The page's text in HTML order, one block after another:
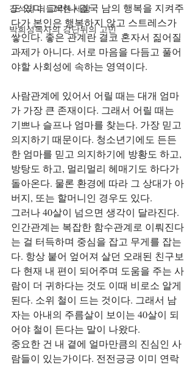
강석의 떠들썩한 세상
박희성목사의 강단뒤의 고민
도 있다. 그러나 결국 남의 행복을 지켜주
다가 본인은 행복하지 않고 스트레스가
쌓인다. 좋은 관계란 결코 혼자서 짊어질
과제가 아니다. 서로 마음을 다듬고 풀어
야할 사회성에 속하는 영역이다.
사람관계에 있어서 어릴 때는 대개 엄마
가 가장 큰 존재이다. 그래서 어릴 때는
기쁘나 슬프나 엄마를 찾는다. 가장 믿고
의지하기 때문이다. 청소년기에도 든든
한 엄마를 믿고 의지하기에 방황도 하고,
방탕도 하고, 멀리멀리 헤매기도 하다가
돌아온다. 물론 환경에 따라 그 상대가 아
버지, 또는 할머니인 경우도 있다.
그러나 40살이 넘으면 생각이 달라진다.
인간관계는 복잡한 함수관계로 이뤄진다
는 걸 터득하며 중심을 잡고 무게를 잡는
다. 항상 붙어 엎어져 살던 오래된 친구보
다 현재 내 편이 되어주며 도움을 주는 사
람이 더 귀하다는 것도 이때 비로소 알게
된다. 소위 철이 드는 것이다. 그래서 남
자는 아내의 주름살이 보이는 40살이 되
어야 철이 든다는 말이 나왔다.
중요한 건 내 곁에 얼마만큼의 진심인 사
람들이 있는가이다. 전전긍긍 이미 연락